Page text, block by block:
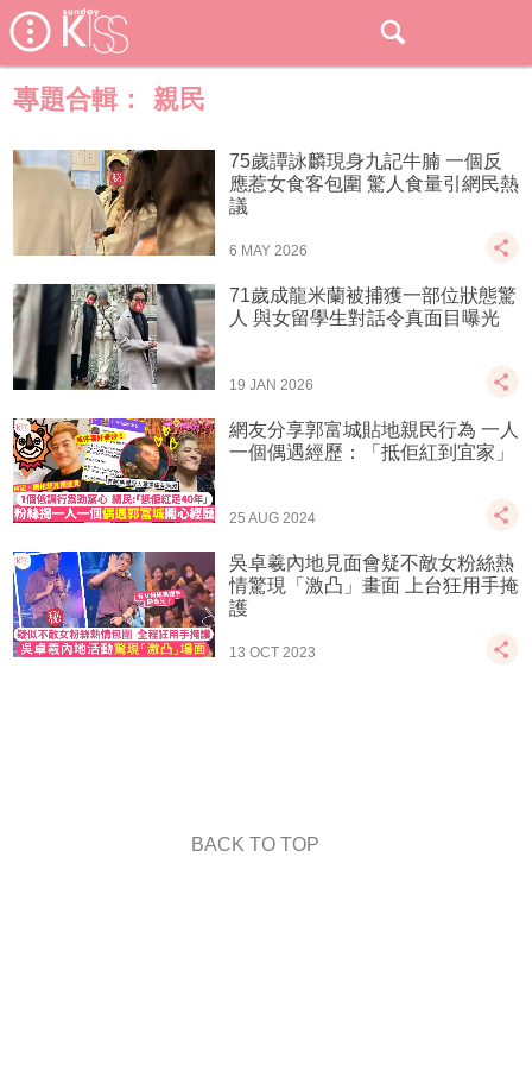
專題合輯： 親民
75歲譚詠麟現身九記牛腩 一個反
應惹女食客包圍 驚人食量引網民熱
議
6 MAY 2026
71歲成龍米蘭被捕獲一部位狀態驚
人 與女留學生對話令真面目曝光
19 JAN 2026
網友分享郭富城貼地親民行為 一人
一個偶遇經歷：「抵佢紅到宜家」
25 AUG 2024
吳卓羲內地見面會疑不敵女粉絲熱
情驚現「激凸」畫面 上台狂用手掩
護
13 OCT 2023
BACK TO TOP